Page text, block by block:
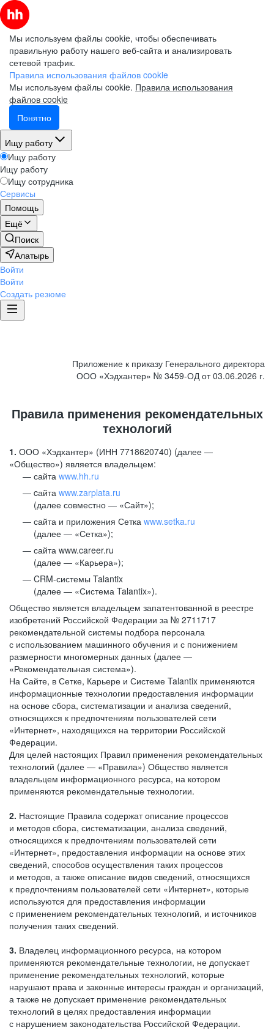
Мы используем файлы cookie, чтобы обеспечивать
правильную работу нашего веб-сайта и анализировать
сетевой трафик.
Правила использования файлов cookie
Мы используем файлы cookie. Правила использования
файлов cookie
Понятно
Ищу работу
Ищу работу
Ищу работу
Ищу сотрудника
Сервисы
Помощь
Ещё
Поиск
Алатырь
Войти
Войти
Создать резюме
Приложение к приказу Генерального директора
ООО «Хэдхантер» № 3459-ОД от 03.06.2026 г.
Правила применения рекомендательных
технологий
1. ООО «Хэдхантер» (ИНН 7718620740) (далее —
«Общество») является владельцем:
сайта www.hh.ru
cайта www.zarplata.ru
(далее совместно — «Сайт»);
сайта и приложения Сетка www.setka.ru
(далее — «Сетка»);
сайта www.career.ru
(далее — «Карьера»);
CRM-системы Talantix
(далее — «Система Talantix»).
Общество является владельцем запатентованной в реестре
изобретений Российской Федерации за № 2711717
рекомендательной системы подбора персонала
с использованием машинного обучения и с понижением
размерности многомерных данных (далее —
«Рекомендательная система»).
На Сайте, в Сетке, Карьере и Системе Talantix применяются
информационные технологии предоставления информации
на основе сбора, систематизации и анализа сведений,
относящихся к предпочтениям пользователей сети
«Интернет», находящихся на территории Российской
Федерации.
Для целей настоящих Правил применения рекомендательных
технологий (далее — «Правила») Общество является
владельцем информационного ресурса, на котором
применяются рекомендательные технологии.
2. Настоящие Правила содержат описание процессов
и методов сбора, систематизации, анализа сведений,
относящихся к предпочтениям пользователей сети
«Интернет», предоставления информации на основе этих
сведений, способов осуществления таких процессов
и методов, а также описание видов сведений, относящихся
к предпочтениям пользователей сети «Интернет», которые
используются для предоставления информации
с применением рекомендательных технологий, и источников
получения таких сведений.
3. Владелец информационного ресурса, на котором
применяются рекомендательные технологии, не допускает
применение рекомендательных технологий, которые
нарушают права и законные интересы граждан и организаций,
а также не допускает применение рекомендательных
технологий в целях предоставления информации
с нарушением законодательства Российской Федерации.